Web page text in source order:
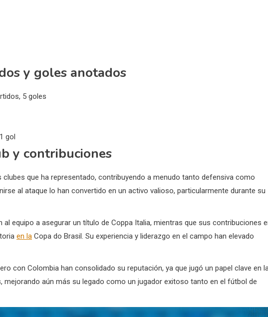
y goles anotados
5 goles
gol
y contribuciones
que ha representado, contribuyendo a menudo tanto defensiva como
al ataque lo han convertido en un activo valioso, particularmente durante su
al equipo a asegurar un título de Coppa Italia, mientras que sus contribuciones
en la Copa do Brasil. Su experiencia y liderazgo en el campo han elevado
con Colombia han consolidado su reputación, ya que jugó un papel clave en
mejorando aún más su legado como un jugador exitoso tanto en el fútbol de